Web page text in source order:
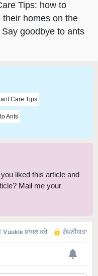
Tips: how to
homes on the
goodbye to ants
Care Tips
Ants
liked this article and
Mail me your